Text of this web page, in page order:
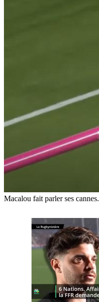
Macalou fait parler ses cannes.